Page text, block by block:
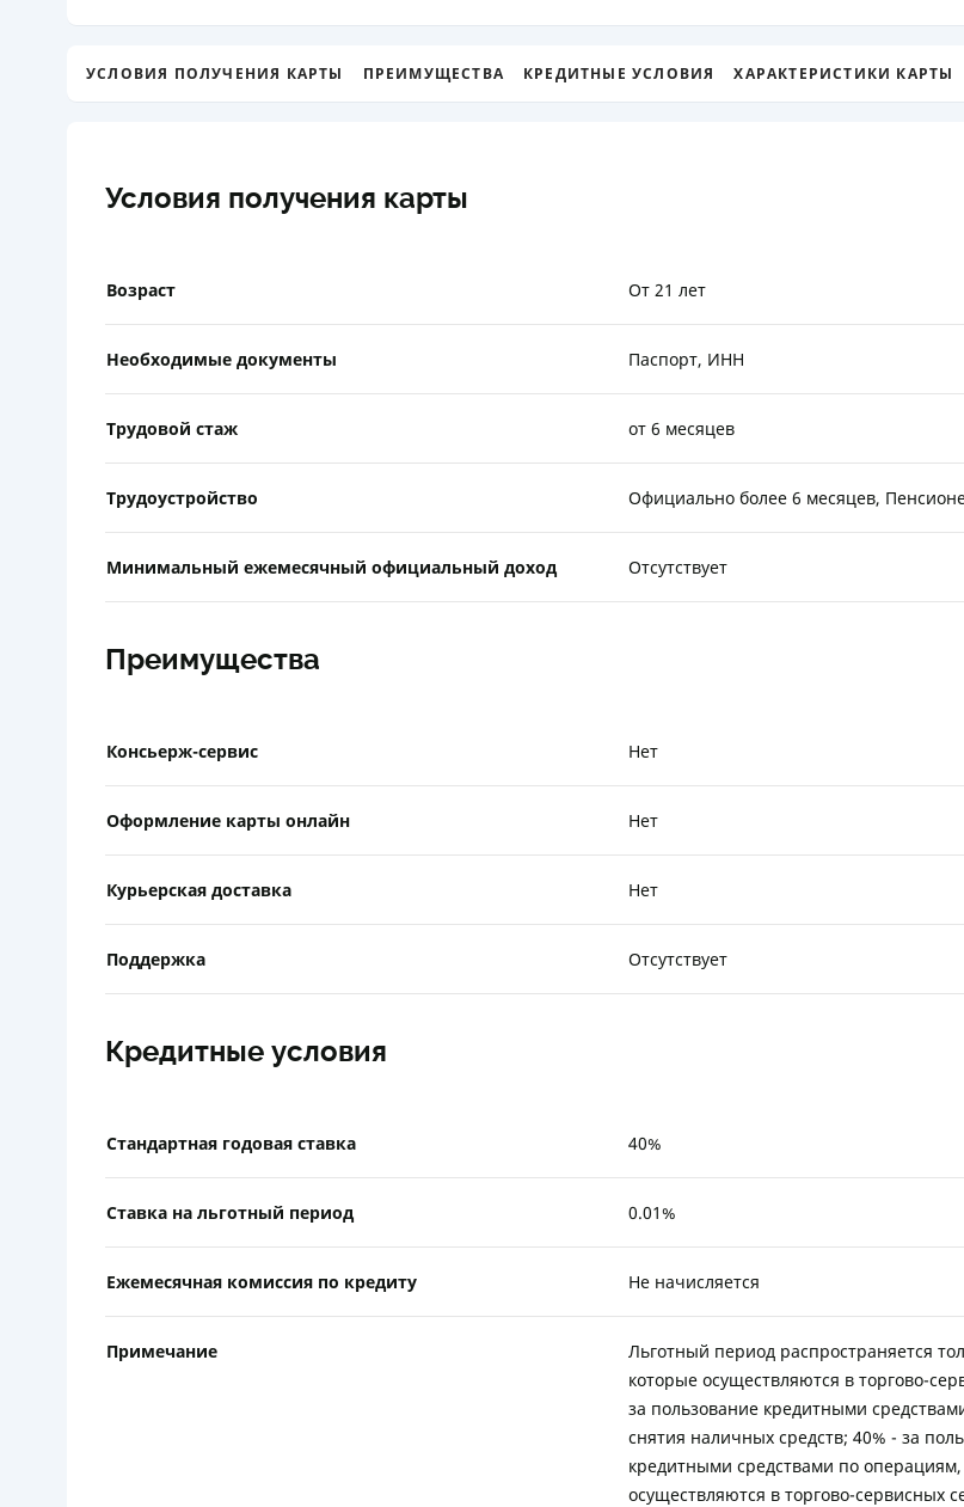
УСЛОВИЯ ПОЛУЧЕНИЯ КАРТЫ ПРЕИМУЩЕСТВА КРЕДИТНЫЕ УСЛОВИЯ ХАРАКТЕРИСТИКИ КАРТЫ
Условия получения карты
Возраст От 21 лет
Необходимые документы Паспорт, ИНН
Трудовой стаж от 6 месяцев
Трудоустройство Официально более 6 месяцев,
Минимальный ежемесячный официальный доход Отсутствует
Преимущества
Консьерж-сервис Нет
Оформление карты онлайн Нет
Курьерская доставка Нет
Поддержка Отсутствует
Кредитные условия
Стандартная годовая ставка 40%
Ставка на льготный период 0.01%
Ежемесячная комиссия по кредиту Не начисляется
Примечание
Льготный период распространяется
которые осуществляются в торгово-
за пользование кредитными
снятия наличных средств; 40% - за
кредитными средствами по
осуществляются в торгово-сервисных